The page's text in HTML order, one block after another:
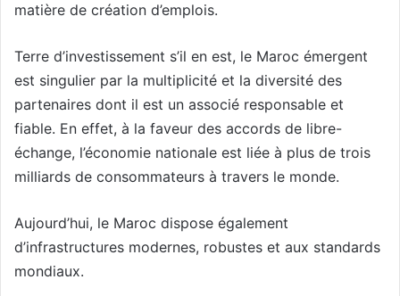
matière de création d’emplois.
Terre d’investissement s’il en est, le Maroc émergent
est singulier par la multiplicité et la diversité des
partenaires dont il est un associé responsable et
fiable. En effet, à la faveur des accords de libre-
échange, l’économie nationale est liée à plus de trois
milliards de consommateurs à travers le monde.
Aujourd’hui, le Maroc dispose également
d’infrastructures modernes, robustes et aux standards
mondiaux.